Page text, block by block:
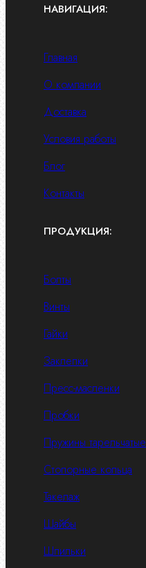
НАВИГАЦИЯ:
Главная
О компании
Доставка
Условия работы
Блог
Контакты
ПРОДУКЦИЯ:
Болты
Винты
Гайки
Заклепки
Пресс-масленки
Пробки
Пружины тарельчатые
Стопорные кольца
Такелаж
Шайбы
Шпильки